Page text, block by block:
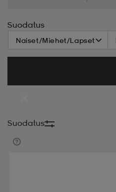
Laskettelumonot
Suodatus
Naiset/Miehet/Lapset
Suodatus